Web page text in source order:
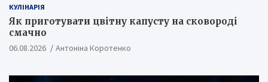
КУЛІНАРІЯ
Як приготувати цвітну капусту на сковороді
смачно
06.08.2026 Антоніна Коротенко